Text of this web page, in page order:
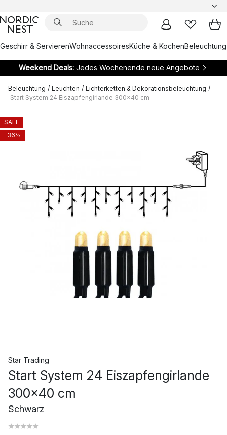
Geschirr & ServierenWohnaccessoiresKüche & KochenBeleuchtung
Weekend Deals:Jedes Wochenende neue Angebote
Beleuchtung / Leuchten / Lichterketten & Dekorationsbeleuchtung /
Start System 24 Eiszapfengirlande 300x40 cm
SALE
-36%
Star Trading
Start System 24 Eiszapfengirlande
300x40 cm
Schwarz